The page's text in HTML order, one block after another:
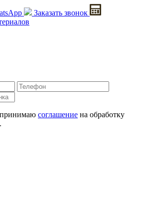
Заказать звонок
соглашение на обработку